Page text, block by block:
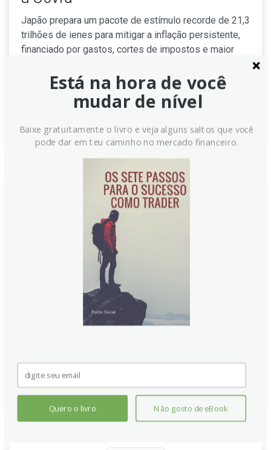
Japão prepara um pacote de estímulo recorde de 21,3
trilhões de ienes para mitigar a inflação persistente,
financiado por gastos, cortes de impostos e maior
vida, apoio às famílias, investimentos em IA, chips e
indústria naval, com aprovação esperada breve.
PIB do Japão no 2º trimestre
cresce 0,5% q/q (preliminar:
Dados revisados do Japão indicam que o PIB no 2º
trimestre de 2025 cresceu 0,5% trimestralmente,
superando a leitura preliminar de 0,3%. O consumo
privado aumentou, o investimento ficou estável e a
demanda externa impulsionou o crescimento, com
Continue lendo
Está na hora de você
mudar de nível
Baixe gratuitamente o livro e veja alguns saltos que você
pode dar em teu caminho no mercado financeiro.
Quero o livro Não gosto de eBook